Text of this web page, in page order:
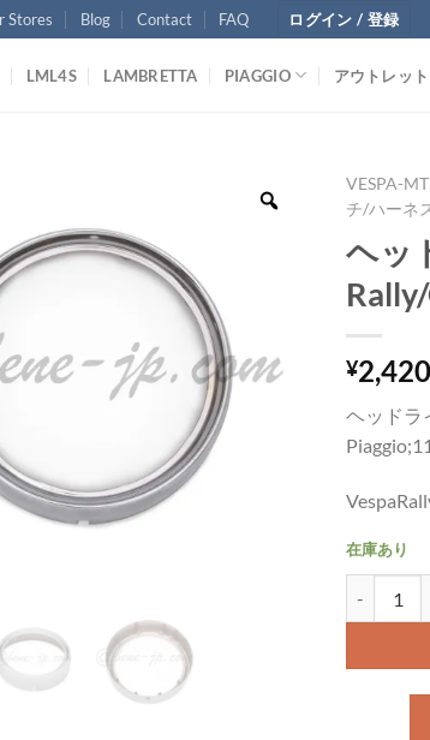
Stores Blog Contact FAQ ログイン / 登録
LML4S LAMBRETTA PIAGGIO アウトレット
VESPA-MT
チ/ハーネ
ヘッ
¥
ヘッドラ
在庫あり